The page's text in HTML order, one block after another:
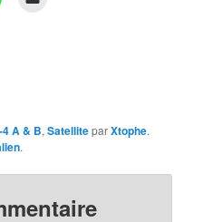
A & B,SatelliteparXtophe.
.